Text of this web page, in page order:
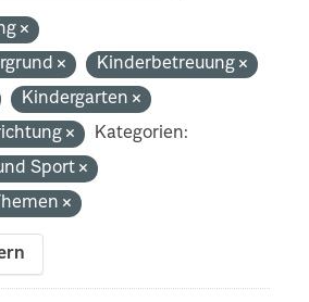
Kinderbetreuung
Kindergarten
Kategorien:
Sport